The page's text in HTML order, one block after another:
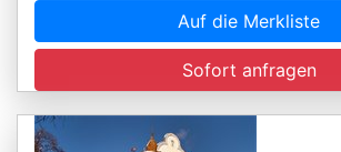
Auf die Merkliste
Sofort anfragen